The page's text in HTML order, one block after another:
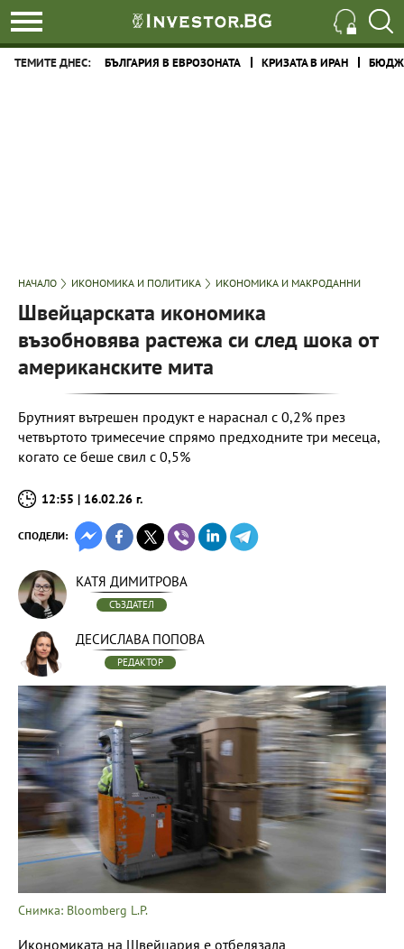
ТЕМИТЕ ДНЕС: БЪЛГАРИЯ В ЕВРОЗОНАТА КРИЗАТА В ИРАН
НАЧАЛО ИКОНОМИКА И ПОЛИТИКА ИКОНОМИКА И МАКРОДАННИ
Швейцарската икономика
възобновява растежа си след шока от
американските мита
Брутният вътрешен продукт е нараснал с 0,2% през
четвъртото тримесечие спрямо предходните три месеца,
когато се беше свил с 0,5%
12:55 | 16.02.26 г.
СПОДЕЛИ:
КАТЯ ДИМИТРОВА
СЪЗДАТЕЛ
ДЕСИСЛАВА ПОПОВА
РЕДАКТОР
Снимка: Bloomberg L.P.
Икономиката на Швейцария е отбелязала